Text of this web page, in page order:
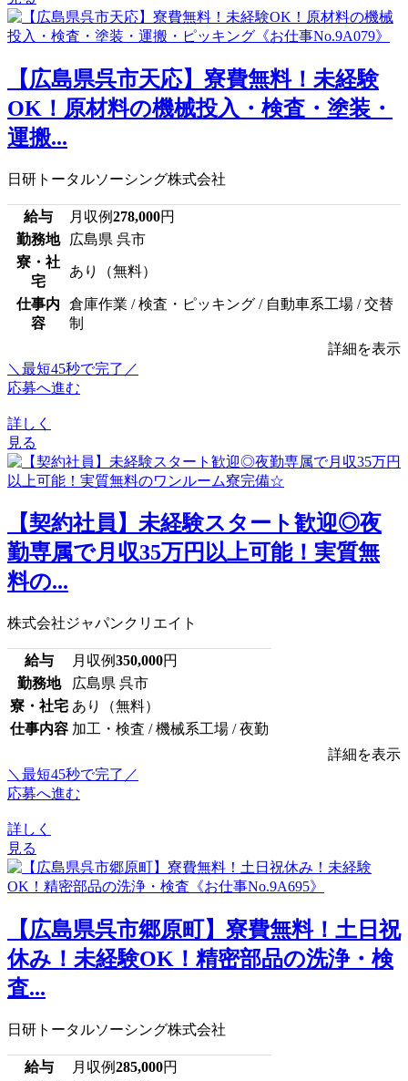
【広島県呉市天応】寮費無料！未経験
OK！原材料の機械投入・検査・塗装・
運搬...
日研トータルソーシング株式会社
給与 月収例278,000円
勤務地
広島県 呉市
寮・社
宅
あり（無料）
仕事内
容
倉庫作業 / 検査・ピッキング / 自動車系工場 / 交替
制
詳細を表示
＼最短45秒で完了／
応募へ進む
詳しく
見る
【契約社員】未経験スタート歓迎◎夜
勤専属で月収35万円以上可能！実質無
料の...
株式会社ジャパンクリエイト
給与 月収例350,000円
勤務地
広島県 呉市
寮・社宅 あり（無料）
仕事内容 加工・検査 / 機械系工場 / 夜勤
詳細を表示
＼最短45秒で完了／
応募へ進む
詳しく
見る
【広島県呉市郷原町】寮費無料！土日祝
休み！未経験OK！精密部品の洗浄・検
査...
日研トータルソーシング株式会社
給与 月収例285,000円